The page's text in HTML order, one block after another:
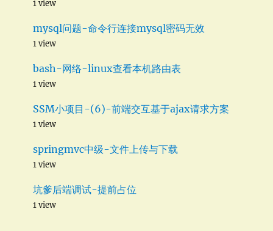
1 view
mysql问题-命令行连接mysql密码无效
1 view
bash-网络-linux查看本机路由表
1 view
SSM小项目-(6)-前端交互基于ajax请求方案
1 view
springmvc中级-文件上传与下载
1 view
坑爹后端调试-提前占位
1 view